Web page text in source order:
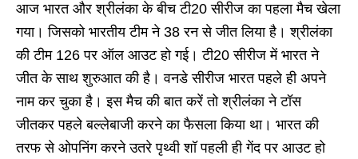
आज भारत और श्रीलंका के बीच टी20 सीरीज का पहला मैच खेला
गया। जिसको भारतीय टीम ने 38 रन से जीत लिया है। श्रीलंका
की टीम 126 पर ऑल आउट हो गई। टी20 सीरीज में भारत ने
जीत के साथ शुरुआत की है। वनडे सीरीज भारत पहले ही अपने
नाम कर चुका है। इस मैच की बात करें तो श्रीलंका ने टॉस
जीतकर पहले बल्लेबाजी करने का फैसला किया था। भारत की
तरफ से ओपनिंग करने उतरे पृथ्वी शॉ पहली ही गेंद पर आउट हो